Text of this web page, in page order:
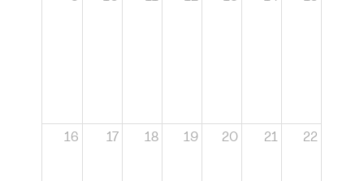
16 17 18 19 20 21 22